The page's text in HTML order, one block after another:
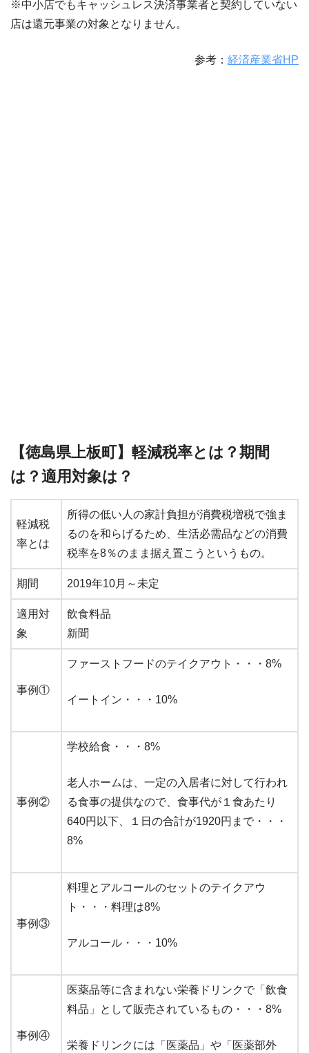
※中小店でもキャッシュレス決済事業者と契約していない
店は還元事業の対象となりません。
参考： 経済産業省HP
【徳島県上板町】軽減税率とは？期間
は？適用対象は？
軽減税
率とは
所得の低い人の家計負担が消費税増税で強ま
るのを和らげるため、生活必需品などの消費
税率を8％のまま据え置こうというもの。
期間 2019年10月～未定
適用対
象
飲食料品
新聞
事例①
ファーストフードのテイクアウト・・・8%
イートイン・・・10%
事例②
学校給食・・・8%
老人ホームは、一定の入居者に対して行われ
る食事の提供なので、食事代が１食あたり
640円以下、１日の合計が1920円まで・・・
8%
事例③
料理とアルコールのセットのテイクアウ
ト・・・料理は8%
アルコール・・・10%
事例④
医薬品等に含まれない栄養ドリンクで「飲食
料品」として販売されているもの・・・8%
栄養ドリンクには「医薬品」や「医薬部外